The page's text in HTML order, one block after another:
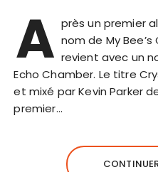
A près un premier
nom de My
revient avec un
Echo Chamber. Le titre
et mixé par Kevin Parker
premier…